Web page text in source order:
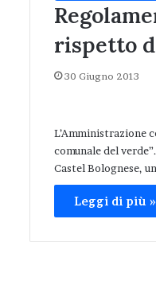
rispetto
30 Giugno 2013
L’Amministrazione
comunale del
Castel Bolognese,
Leggi di più »